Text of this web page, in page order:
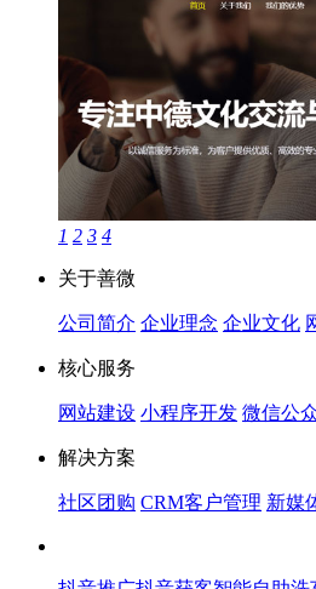
1 2 3 4
关于善微
公司简介 企业理念 企业文化
核心服务
网站建设 小程序开发 微信公
解决方案
社区团购 CRM客户管理 新媒